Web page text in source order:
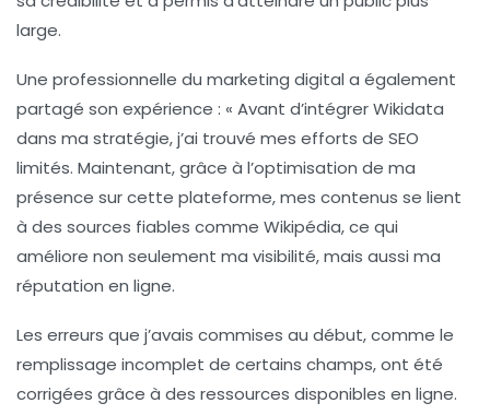
large.
Une professionnelle du marketing digital a également
partagé son expérience : « Avant d’intégrer Wikidata
dans ma stratégie, j’ai trouvé mes efforts de SEO
limités. Maintenant, grâce à l’optimisation de ma
présence sur cette plateforme, mes contenus se lient
à des sources fiables comme Wikipédia, ce qui
améliore non seulement ma visibilité, mais aussi ma
réputation en ligne.
Les erreurs que j’avais commises au début, comme le
remplissage incomplet de certains champs, ont été
corrigées grâce à des ressources disponibles en ligne.